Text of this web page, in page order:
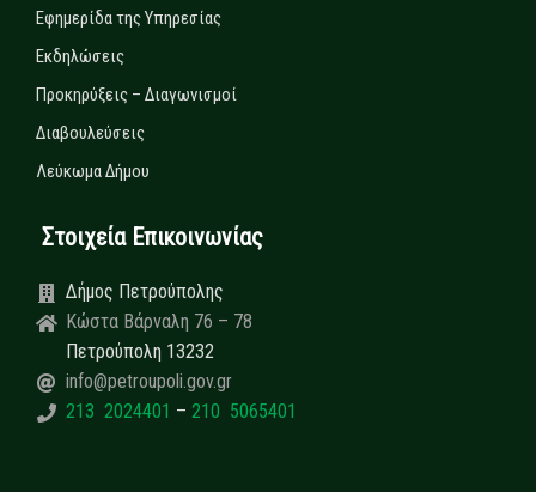
Εφημερίδα της Υπηρεσίας
Εκδηλώσεις
Προκηρύξεις – Διαγωνισμοί
Διαβουλεύσεις
Λεύκωμα Δήμου
Στοιχεία Επικοινωνίας
Δήμος Πετρούπολης
Κώστα Βάρναλη 76 – 78
Πετρούπολη 13232
info@petroupoli.gov.gr
213 2024401 – 210 5065401